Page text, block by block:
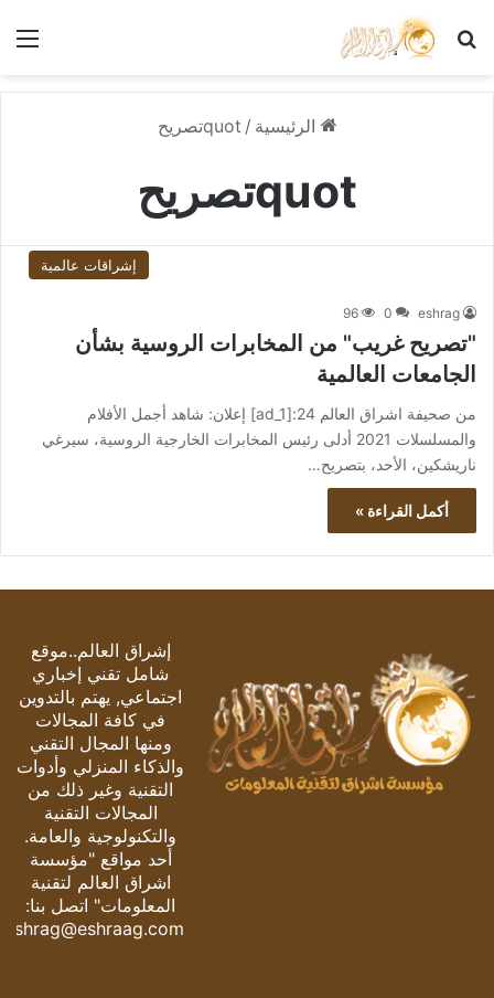
بحث عن
الرئيسية / quotتصريح
quotتصريح
إشراقات عالمية
eshrag
0
96
"تصريح غريب" من المخابرات الروسية بشأن
الجامعات العالمية
من صحيفة اشراق العالم 24:[ad_1] إعلان: شاهد أجمل الأفلام
والمسلسلات 2021 أدلى رئيس المخابرات الخارجية الروسية، سيرغي
ناريشكين، الأحد، بتصريح…
أكمل القراءة »
إشراق العالم..موقع
شامل تقني إخباري
اجتماعي, يهتم بالتدوين
في كافة المجالات
ومنها المجال التقني
والذكاء المنزلي وأدوات
التقنية وغير ذلك من
المجالات التقنية
والتكنولوجية والعامة.
أحد مواقع "مؤسسة
اشراق العالم لتقنية
المعلومات" اتصل بنا:
eshrag@eshraag.com